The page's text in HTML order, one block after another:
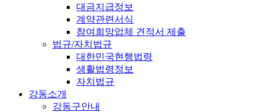
대금지급정보
계약관련서식
참여희망업체 견적서 제출
법규/자치법규
대한민국현행법령
생활법령정보
자치법규
강동소개
강동구안내